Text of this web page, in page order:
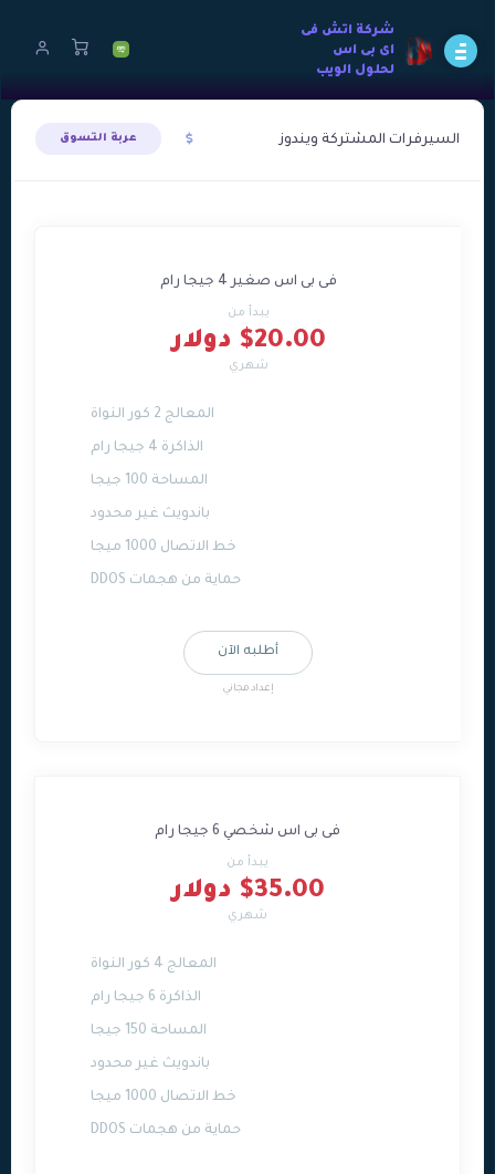
شركة اتش فى
اى بى اس
لحلول الويب
السيرفرات المشتركة ويندوز عربة التسوق
فى بى اس صغير 4 جيجا رام
يبدأ من
$20.00 دولار
شهري
المعالج 2 كور النواة
الذاكرة 4 جيجا رام
المساحة 100 جيجا
باندويث غير محدود
خط الاتصال 1000 ميجا
حماية من هجمات DDOS
أطلبه الآن
إعداد مجاني
فى بى اس شخصي 6 جيجا رام
يبدأ من
$35.00 دولار
شهري
المعالج 4 كور النواة
الذاكرة 6 جيجا رام
المساحة 150 جيجا
باندويث غير محدود
خط الاتصال 1000 ميجا
حماية من هجمات DDOS